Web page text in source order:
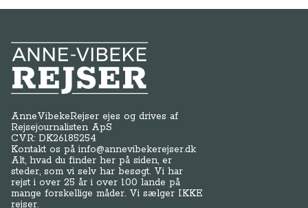
Anne-Vibeke Rejser
AnneVibekeRejser ejes og drives af
Rejsejournalisten ApS
CVR: DK26185254
Kontakt os påinfo@annevibekerejser.dk
Alt, hvad du finder her på siden, er
steder, som vi selv har besøgt. Vi har
rejst i over 25 år i over 100 lande på
mange forskellige måder. Vi sælger IKKE
rejser.